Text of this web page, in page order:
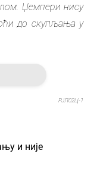
Џемпери нису
до скупљања у
РЈЛ02Ц-1
и није